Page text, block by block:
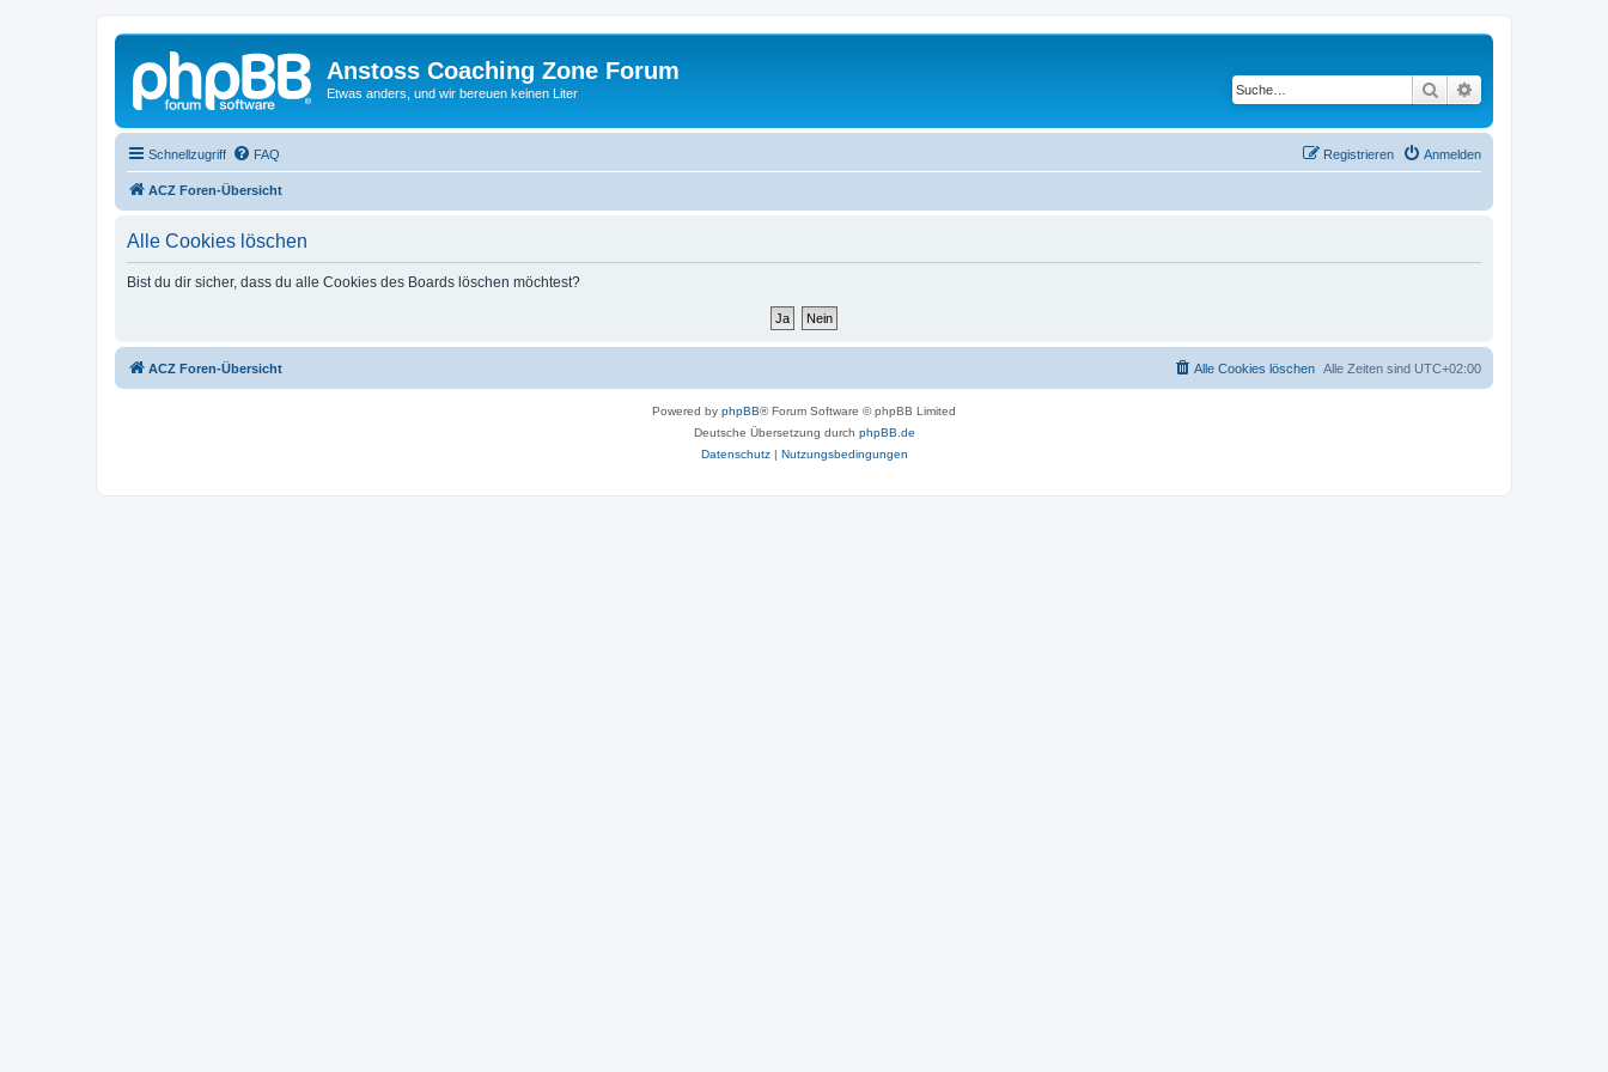
Anstoss Coaching Zone Forum
Etwas anders, und wir bereuen keinen Liter Suche
Schnellzugriff FAQ Anmelden
Registrieren
ACZ Foren-Übersicht
Alle Cookies löschen
Bist du dir sicher, dass du alle Cookies des Boards löschen möchtest?
ACZ Foren-Übersicht Alle Zeiten sind UTC+02:00
Alle Cookies löschen
Powered by phpBB® Forum Software © phpBB Limited
Deutsche Übersetzung durch phpBB.de
Datenschutz| Nutzungsbedingungen